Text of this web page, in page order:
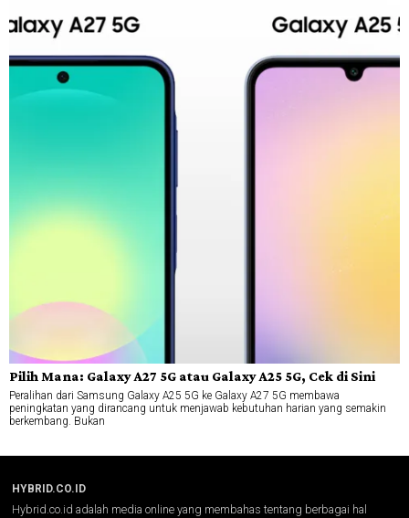
Pilih Mana: Galaxy A27 5G atau Galaxy A25 5G, Cek di Sini
Peralihan dari Samsung Galaxy A25 5G ke Galaxy A27 5G membawa
peningkatan yang dirancang untuk menjawab kebutuhan harian yang semakin
berkembang. Bukan
HYBRID.CO.ID
Hybrid.co.id adalah media online yang membahas tentang berbagai hal